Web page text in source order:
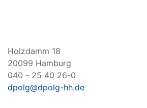
Holzdamm 18
20099 Hamburg
040 - 25 40 26-0
dpolg@dpolg-hh.de